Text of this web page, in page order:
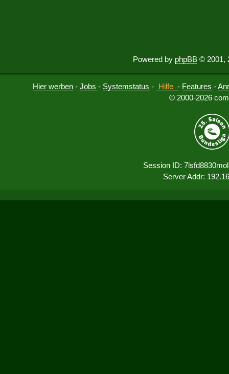
Powered by phpBB © 2001,
Hier werben -Jobs - Systemstatus - Hilfe - Features -
© 2000-2026
Session ID:
Server Addr: